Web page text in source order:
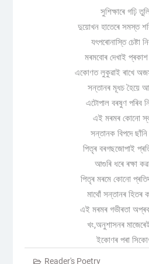
সুশিক্ষাৰে গঢ়ি
দুয়োখন হাতেৰে সমস্ত
যৎপৰোনাস্তি চেষ্টা
মৰমবোৰ দেখাই
একোণত লুকুৱাই ৰাখে
সন্তানৰ মূধচ হৈয়ে
এটোপাল বৰষুণ পৰিব
এই মৰমৰ কোনো
সন্তানক বিপদে
পিতৃৰ বৰগছজোপাই
আগুৰি ধৰে ৰক্ষা
পিতৃৰ মৰমে কোনো
মাথোঁ সন্তানৰ হিতৰ
এই মৰমৰ গভীৰতা
খং,অনুশাসনৰ
ইকোণৰ পৰা
Reader's Poetry